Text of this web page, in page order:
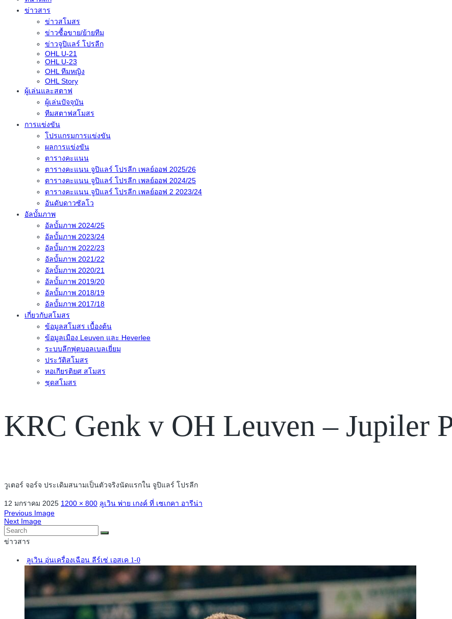
ข่าวสาร
ข่าวสโมสร
ข่าวซื้อขาย/ย้ายทีม
ข่าวจูปิแลร์ โปรลีก
OHL U-21
OHL U-23
OHL ทีมหญิง
OHL Story
ผู้เล่นและสตาฟ
ผู้เล่นปัจจุบัน
ทีมสตาฟสโมสร
การแข่งขัน
โปรแกรมการแข่งขัน
ผลการแข่งขัน
ตารางคะแนน
ตารางคะแนน จูปิแลร์ โปรลีก เพลย์ออฟ 2025/26
ตารางคะแนน จูปิแลร์ โปรลีก เพลย์ออฟ 2024/25
ตารางคะแนน จูปิแลร์ โปรลีก เพลย์ออฟ 2 2023/24
อันดับดาวซัลโว
อัลบั้มภาพ
อัลบั้มภาพ 2024/25
อัลบั้มภาพ 2023/24
อัลบั้มภาพ 2022/23
อัลบั้มภาพ 2021/22
อัลบั้มภาพ 2020/21
อัลบั้มภาพ 2019/20
อัลบั้มภาพ 2018/19
อัลบั้มภาพ 2017/18
เกี่ยวกับสโมสร
ข้อมูลสโมสร เบื้องต้น
ข้อมูลเมือง Leuven และ Heverlee
ระบบลีกฟุตบอลเบลเยี่ยม
ประวัติสโมสร
หอเกียรติยศ สโมสร
ชุดสโมสร
KRC Genk v OH Leuven – Jupiler
วูเตอร์ จอร์จ ประเดิมสนามเป็นตัวจริงนัดแรกใน จูปิแลร์ โปรลีก
12 มกราคม 2025 1200 × 800 ลูเวิน พ่าย เกงค์ ที่ เซเกคา อารีน่า
Previous Image
Next Image
ข่าวสาร
ลูเวิน อุ่นเครื่องเฉือน ลีร์เซ่ เอสเค 1-0